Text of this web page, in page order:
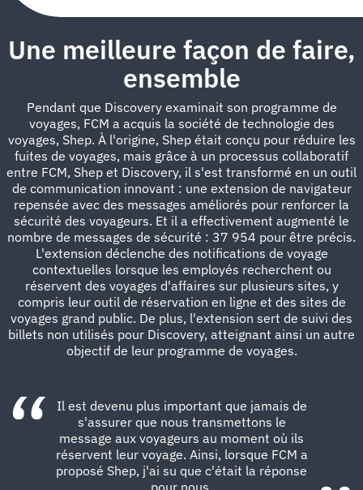
Une meilleure façon de faire,
ensemble
Pendant que Discovery examinait son programme de
voyages, FCM a acquis la société de technologie des
voyages, Shep. À l'origine, Shep était conçu pour réduire les
fuites de voyages, mais grâce à un processus collaboratif
entre FCM, Shep et Discovery, il s'est transformé en un outil
de communication innovant : une extension de navigateur
repensée avec des messages améliorés pour renforcer la
sécurité des voyageurs. Et il a effectivement augmenté le
nombre de messages de sécurité : 37 954 pour être précis.
L'extension déclenche des notifications de voyage
contextuelles lorsque les employés recherchent ou
réservent des voyages d'affaires sur plusieurs sites, y
compris leur outil de réservation en ligne et des sites de
voyages grand public. De plus, l'extension sert de suivi des
billets non utilisés pour Discovery, atteignant ainsi un autre
objectif de leur programme de voyages.
Il est devenu plus important que jamais de
s'assurer que nous transmettons le
message aux voyageurs au moment où ils
réservent leur voyage. Ainsi, lorsque FCM a
proposé Shep, j'ai su que c'était la réponse
pour nous.